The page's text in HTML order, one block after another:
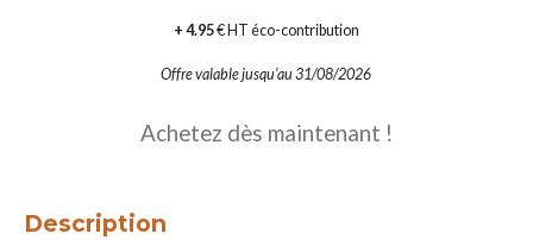
+ 4.95€ HT éco-contribution
Offre valable jusqu'au 31/08/2026
Achetez dès maintenant !
Description